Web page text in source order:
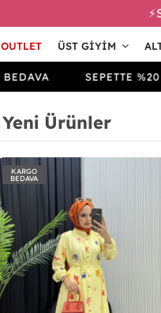
OUTLET ÜST GIYIM
SEPETTE %20
Yeni Ürünler
KARGO
BEDAVA